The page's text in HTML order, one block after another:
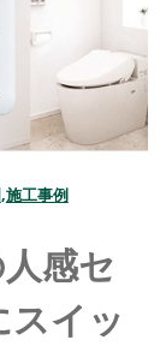
ンツ
施工事例
感セ
スイッ